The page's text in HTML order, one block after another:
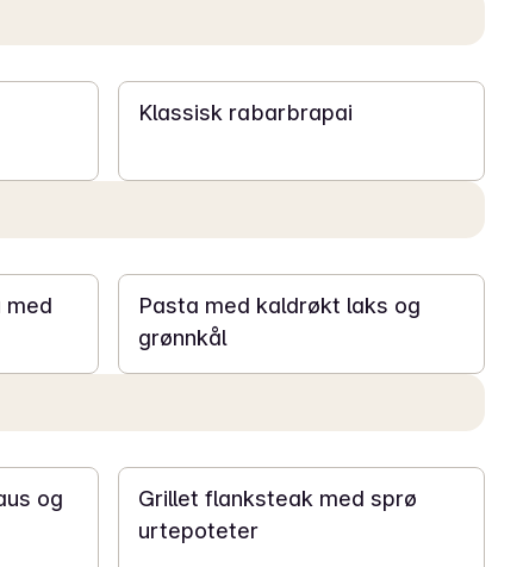
Klassisk rabarbrapai
med
Pasta med kaldrøkt laks og
grønnkål
og
Grillet flanksteak med sprø
urtepoteter